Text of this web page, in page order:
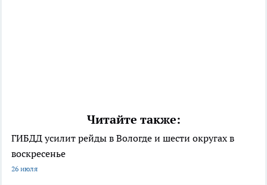
Читайте также:
ГИБДД усилит рейды в Вологде и шести округах в
воскресенье
26 июля